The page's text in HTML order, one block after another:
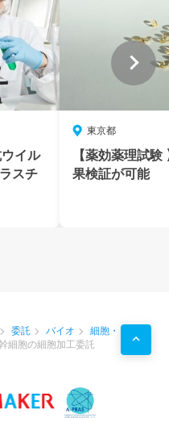
イル
スチ
東京都
【薬効薬理試
果検証が可能
委託 バイオ
細胞・
細胞の細胞加工委託